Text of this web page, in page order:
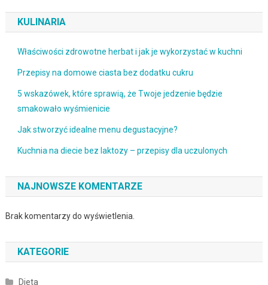
KULINARIA
Właściwości zdrowotne herbat i jak je wykorzystać w kuchni
Przepisy na domowe ciasta bez dodatku cukru
5 wskazówek, które sprawią, że Twoje jedzenie będzie
smakowało wyśmienicie
Jak stworzyć idealne menu degustacyjne?
Kuchnia na diecie bez laktozy – przepisy dla uczulonych
NAJNOWSZE KOMENTARZE
Brak komentarzy do wyświetlenia.
KATEGORIE
Dieta